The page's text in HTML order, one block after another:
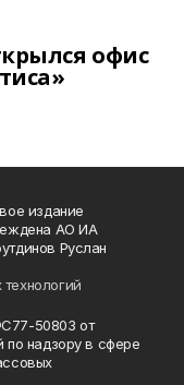
офис
издание
АО ИА
Руслан
50803 от
по надзору в сфере